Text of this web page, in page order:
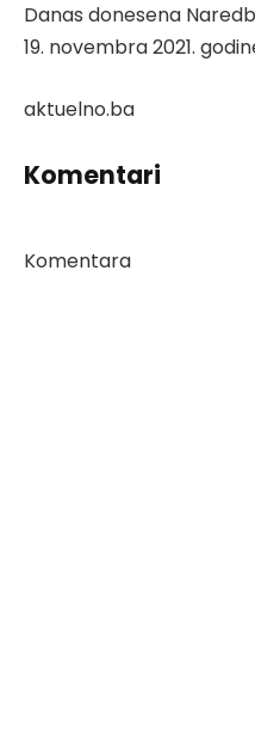
Danas donesena
19. novembra 2021.
aktuelno.ba
Komentari
Komentara